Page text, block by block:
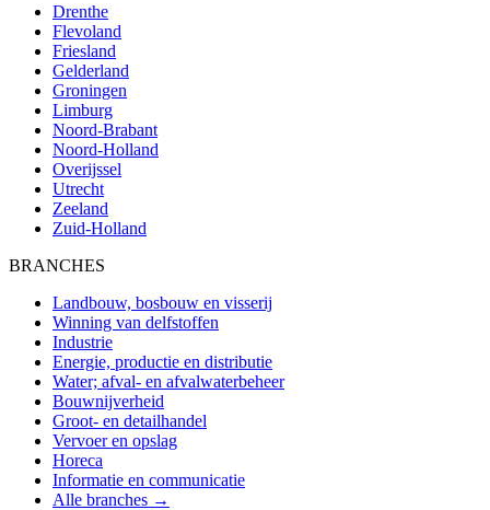
Drenthe
Flevoland
Friesland
Gelderland
Groningen
Limburg
Noord-Brabant
Noord-Holland
Overijssel
Utrecht
Zeeland
Zuid-Holland
BRANCHES
Landbouw, bosbouw en visserij
Winning van delfstoffen
Industrie
Energie, productie en distributie
Water; afval- en afvalwaterbeheer
Bouwnijverheid
Groot- en detailhandel
Vervoer en opslag
Horeca
Informatie en communicatie
Alle branches →